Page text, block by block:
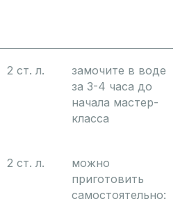
2 ст. л.
замочите в воде
за 3-4 часа до
начала мастер-
класса
2 ст. л.
можно
приготовить
самостоятельно: